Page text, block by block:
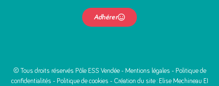
Adhérer
© Tous droits réservés Pôle ESS Vendée - Mentions légales - Politique de
confidentialités - Politique de cookies - Création du site : Elise Mechineau EI